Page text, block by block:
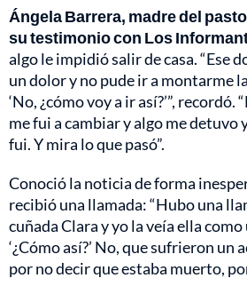
Ángela Barrera, madre del
su testimonio con Los
algo le impidió salir de casa. “Ese
un dolor y no pude ir a montarme
‘No, ¿cómo voy a ir así?’”, recordó.
me fui a cambiar y algo me detuvo
fui. Y mira lo que pasó”.
Conoció la noticia de forma
recibió una llamada: “Hubo una
cuñada Clara y yo la veía ella
‘¿Cómo así?’ No, que sufrieron un
por no decir que estaba muerto,